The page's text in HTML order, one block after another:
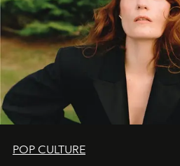
POP CULTURE